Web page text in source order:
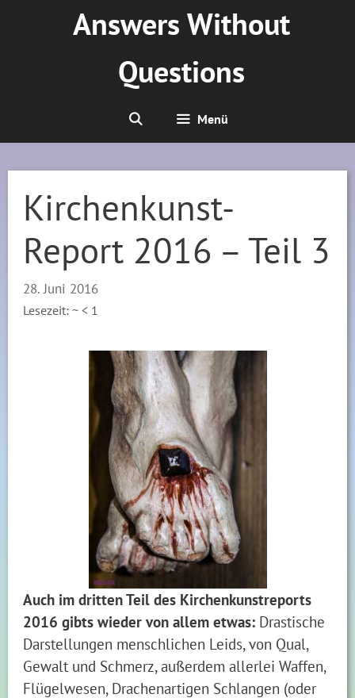
Answers Without
Questions
Menü
Kirchenkunst-
Report 2016 – Teil 3
28. Juni 2016
Lesezeit: ~< 1
Auch im dritten Teil des Kirchenkunstreports
2016 gibts wieder von allem etwas: Drastische
Darstellungen menschlichen Leids, von Qual,
Gewalt und Schmerz, außerdem allerlei Waffen,
Flügelwesen, Drachenartigen Schlangen (oder